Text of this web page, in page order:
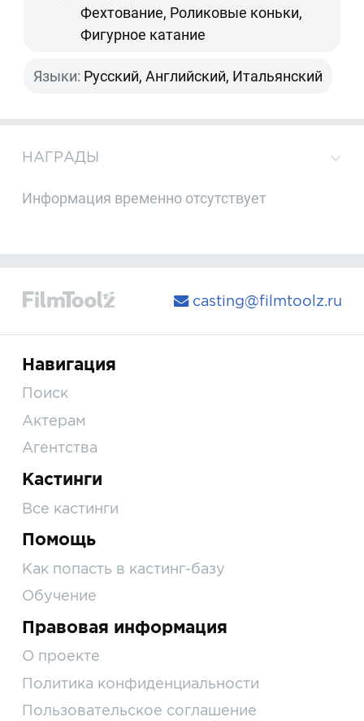
Фехтование, Роликовые коньки,
Фигурное катание
Языки: Русский, Английский, Итальянский
НАГРАДЫ
Информация временно отсутствует
casting@filmtoolz.ru
Навигация
Поиск
Актерам
Агентства
Кастинги
Все кастинги
Помощь
Как попасть в кастинг-базу
Обучение
Правовая информация
О проекте
Политика конфиденциальности
Пользовательское соглашение